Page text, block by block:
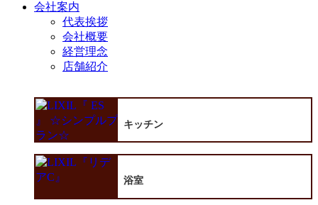
会社案内
代表挨拶
会社概要
経営理念
店舗紹介
キッチン
浴室